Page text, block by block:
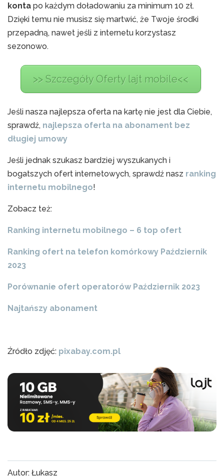
konta po każdym doładowaniu za minimum 10 zł.
Dzięki temu nie musisz się martwić, że Twoje środki
przepadną, nawet jeśli z internetu korzystasz
sezonowo.
>> Szczegóły Oferty lajt mobile<<
Jeśli nasza najlepsza oferta na kartę nie jest dla Ciebie,
sprawdź, najlepsza oferta na abonament bez
długiej umowy
Jeśli jednak szukasz bardziej wyszukanych i
bogatszych ofert internetowych, sprawdź nasz ranking
internetu mobilnego!
Zobacz też:
Ranking internetu mobilnego – 6 top ofert
Ranking ofert na telefon komórkowy Październik
2023
Porównanie ofert operatorów Październik 2023
Najtańszy abonament
Źródło zdjęć: pixabay.com.pl
Autor: Łukasz